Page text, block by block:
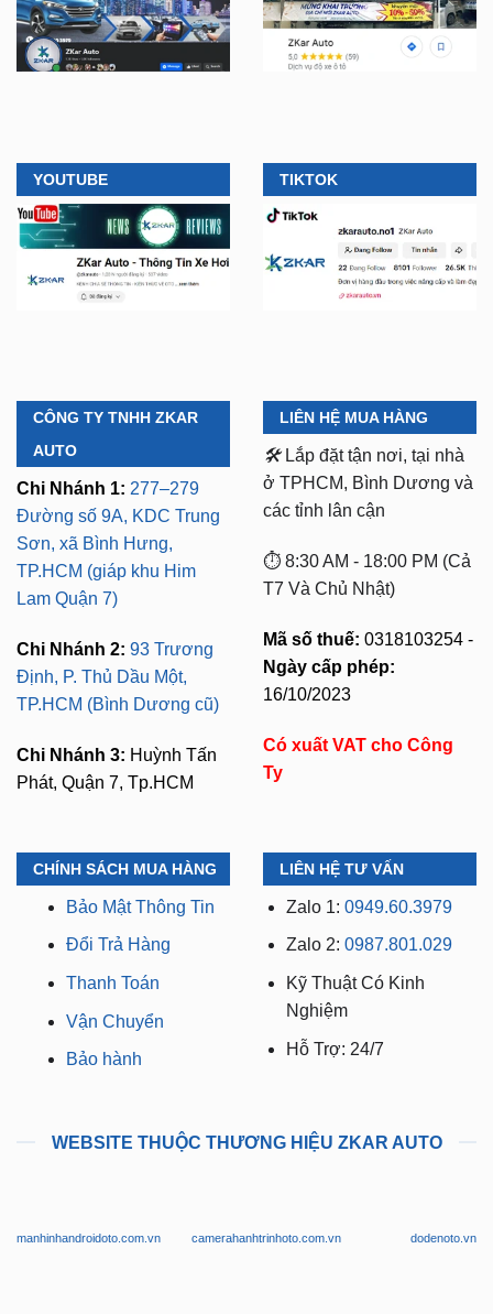
YOUTUBE TIKTOK
CÔNG TY TNHH ZKAR
AUTO
Chi Nhánh 1: 277–279
Đường số 9A, KDC Trung
Sơn, xã Bình Hưng,
TP.HCM (giáp khu Him
Lam Quận 7)
Chi Nhánh 2: 93 Trương
Định, P. Thủ Dầu Một,
TP.HCM (Bình Dương cũ)
Chi Nhánh 3: Huỳnh Tấn
Phát, Quận 7, Tp.HCM
LIÊN HỆ MUA HÀNG
🛠️ Lắp đặt tận nơi, tại nhà
ở TPHCM, Bình Dương và
các tỉnh lân cận
⏱️ 8:30 AM - 18:00 PM (Cả
T7 Và Chủ Nhật)
Mã số thuế: 0318103254 -
Ngày cấp phép:
16/10/2023
Có xuất VAT cho Công
Ty
CHÍNH SÁCH MUA HÀNG
Bảo Mật Thông Tin
Đổi Trả Hàng
Thanh Toán
Vận Chuyển
Bảo hành
LIÊN HỆ TƯ VẤN
Zalo 1: 0949.60.3979
Zalo 2: 0987.801.029
Kỹ Thuật Có Kinh
Nghiệm
Hỗ Trợ: 24/7
WEBSITE THUỘC THƯƠNG HIỆU ZKAR AUTO
manhinhandroidoto.com.vn camerahanhtrinhoto.com.vn dodenoto.vn